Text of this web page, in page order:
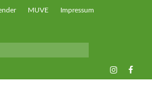
MUVE Impressum